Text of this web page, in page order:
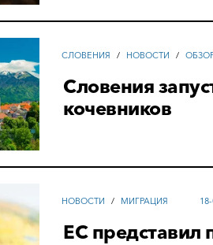
СЛОВЕНИЯ / НОВОСТИ /
Словения
кочевников
НОВОСТИ / МИГРАЦИЯ
ЕС представил